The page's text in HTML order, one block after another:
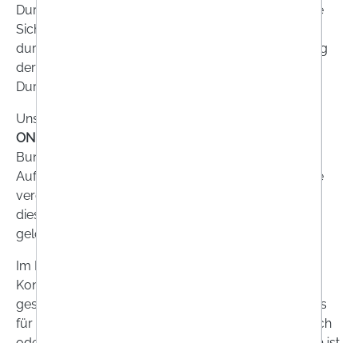
Durchsetzung von Ansprüchen gegen Personen, die
Sicherheits- oder Datenschutzverletzungen
durchführen, kann die Speicherung und Verwendung
der Daten bis zur abschließenden Klärung bzw.
Durchsetzung der Ansprüche erfolgen.
Unsere Aufzeichnungen über
ONLINEAPO.at
Bundesabgabenordnung geregelten
Aufbewahrungsfrist gespeichert (das sind zurzeit die
vergangenen sieben Wirtschaftsjahre). Nach Ablauf
dieser Aufbewahrungsfrist werden diese Daten
gelöscht.
Im Rahmen eines
Kontaktdaten sowie die Kommunikationsdaten
gespeichert und verwendet, soweit und solange dies
für den jeweiligen Kommunikationszweck erforderlich